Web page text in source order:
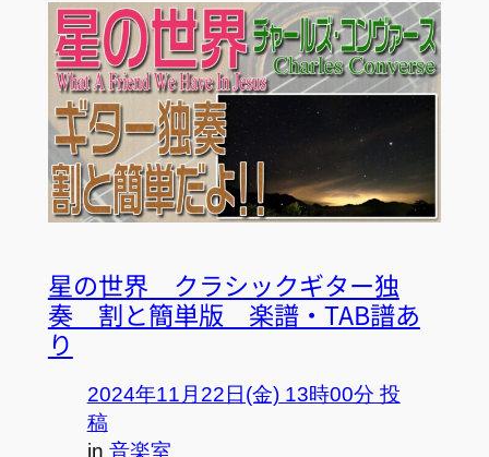
星の世界 クラシックギター独
奏 割と簡単版 楽譜・TAB譜あ
り
2024年11月22日(金) 13時00分 投
稿
in 音楽室